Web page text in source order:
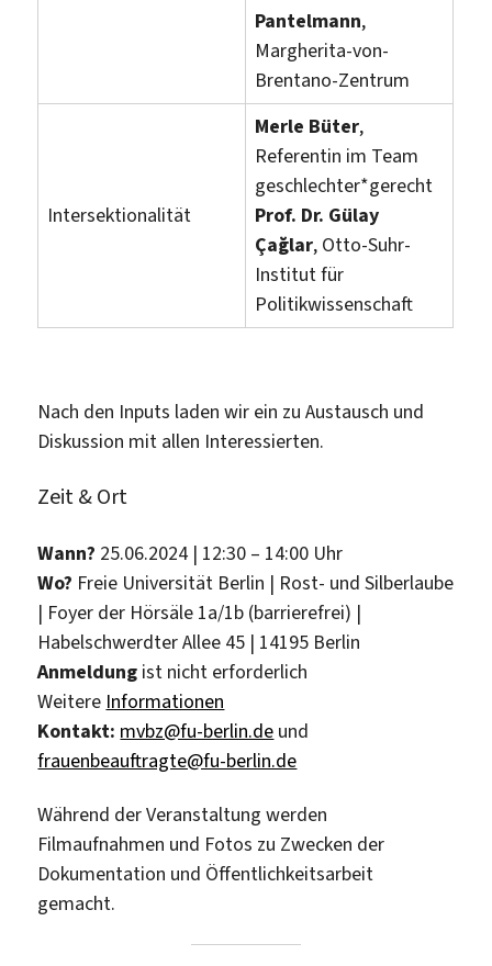
Pantelmann,
Margherita-von-
Brentano-Zentrum
Intersektionalität
Merle Büter,
Referentin im Team
geschlechter*gerecht
Prof. Dr. Gülay
Çağlar, Otto-Suhr-
Institut für
Politikwissenschaft
Nach den Inputs laden wir ein zu Austausch und
Diskussion mit allen Interessierten.
Zeit & Ort
Wann? 25.06.2024 | 12:30 – 14:00 Uhr
Wo? Freie Universität Berlin | Rost- und Silberlaube
| Foyer der Hörsäle 1a/1b (barrierefrei) |
Habelschwerdter Allee 45 | 14195 Berlin
Anmeldung ist nicht erforderlich
Weitere Informationen
Kontakt: mvbz@fu-berlin.de und
frauenbeauftragte@fu-berlin.de
Während der Veranstaltung werden
Filmaufnahmen und Fotos zu Zwecken der
Dokumentation und Öffentlichkeitsarbeit
gemacht.